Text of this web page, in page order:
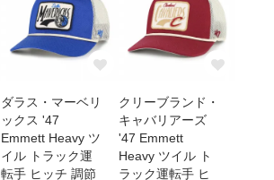
ダラス・マーベリ
ックス '47
Emmett Heavy ツ
イル トラック運
転手 ヒッチ 調節
クリーブランド・
キャバリアーズ
'47 Emmett
Heavy ツイル ト
ラック運転手 ヒ